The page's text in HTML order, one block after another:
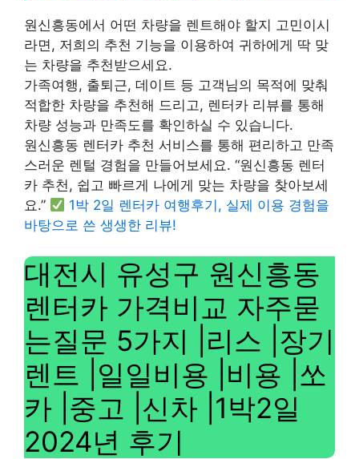
원신흥동에서 어떤 차량을 렌트해야 할지 고민이시
라면, 저희의 추천 기능을 이용하여 귀하에게 딱 맞
는 차량을 추천받으세요.
가족여행, 출퇴근, 데이트 등 고객님의 목적에 맞춰
적합한 차량을 추천해 드리고, 렌터카 리뷰를 통해
차량 성능과 만족도를 확인하실 수 있습니다.
원신흥동 렌터카 추천 서비스를 통해 편리하고 만족
스러운 렌털 경험을 만들어보세요. “원신흥동 렌터
카 추천, 쉽고 빠르게 나에게 맞는 차량을 찾아보세
요.”
1박 2일 렌터카 여행후기, 실제 이용 경험을
바탕으로 쓴 생생한 리뷰!
대전시 유성구 원신흥동
렌터카 가격비교 자주묻
는질문 5가지 |리스 |장기
렌트 |일일비용 |비용 |쏘
카 |중고 |신차 |1박2일
2024년 후기